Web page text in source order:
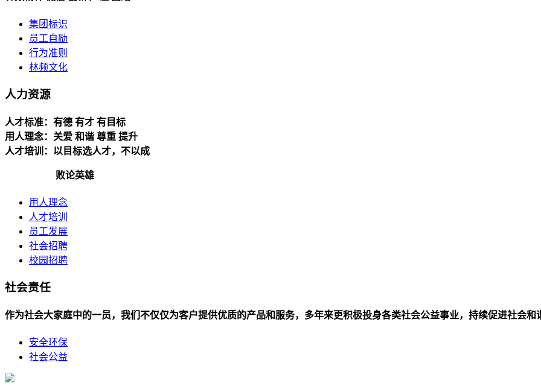
集团标识
员工自励
行为准则
林频文化
人力资源
人才标准：有德 有才 有目标
用人理念：关爱 和谐 尊重 提升
人才培训：以目标选人才，不以成
败论英雄
用人理念
人才培训
员工发展
社会招聘
校园招聘
社会责任
作为社会大家庭中的一员，我们不仅仅为客户提供优质的产品和服务，多年来更积极投身各类社会公益事业，持续促进社会和
安全环保
社会公益